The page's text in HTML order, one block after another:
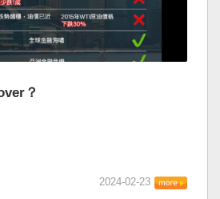
？
2024-02-23